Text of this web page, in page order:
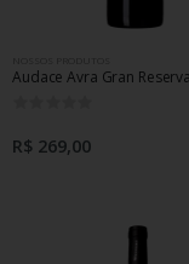
Audace Avra Gran Reserva
R$ 269,00